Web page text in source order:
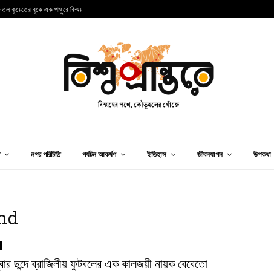
কুয়েতের বুকে এক পাথুরে বিস্ময়
নগর পরিচিতি পর্যটন আকর্ষণ ইতিহাস জীবনযাপন উপকথা
ছন্দে ব্রাজিলীয় ফুটবলের এক কালজয়ী নায়ক বেবেতো